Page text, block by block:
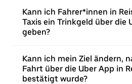
Kann ich Fahrer*innen in
Taxis ein Trinkgeld über die
geben?
Kann ich mein Ziel ändern,
Fahrt über die Uber App in
bestätigt wurde?